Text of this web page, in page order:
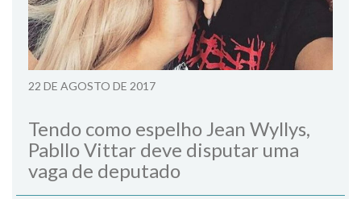
22 DE AGOSTO DE 2017
Tendo como espelho Jean Wyllys,
Pabllo Vittar deve disputar uma
vaga de deputado